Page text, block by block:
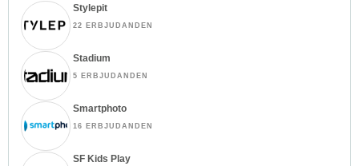
Stylepit
22 ERBJUDANDEN
Stadium
5 ERBJUDANDEN
Smartphoto
16 ERBJUDANDEN
SF Kids Play